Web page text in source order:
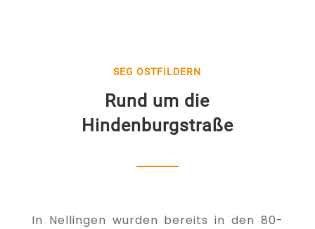
SEG OSTFILDERN
Rund um die
Hindenburgstraße
In Nellingen wurden bereits in den 80-